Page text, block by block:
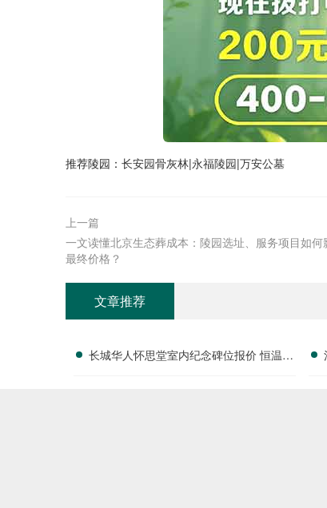
推荐陵园： 长安园骨灰林|永福陵园|万安公墓
上一篇
一文读懂北京生态葬成本：陵园选址、服务项目如何
最终价格？
文章推荐
长城华人怀思堂室内纪念碑位报价 恒温寄